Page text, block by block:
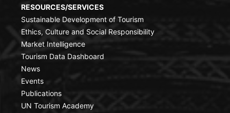
RESOURCES/SERVICES
Sustainable Development of Tourism
Ethics, Culture and Social Responsibility
Market Intelligence
Tourism Data Dashboard
News
Events
Publications
UN Tourism Academy